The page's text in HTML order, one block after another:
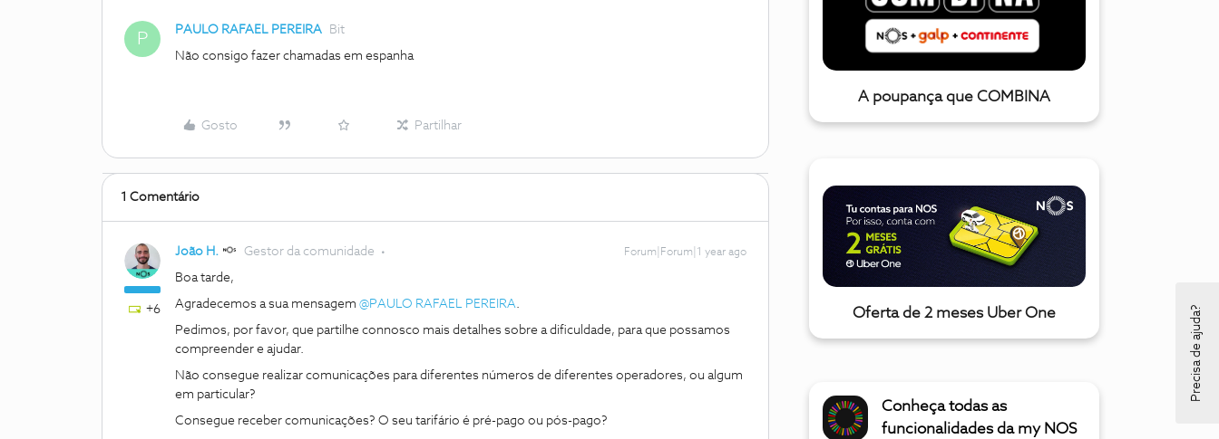
P PAULO RAFAEL PEREIRA Bit
Não consigo fazer chamadas em espanha
Gosto Partilhar
1 Comentário
+6
João H. Gestor da comunidade Forum|Forum|1 year ago
Boa tarde,
Agradecemos a sua mensagem ​ @PAULO RAFAEL PEREIRA.
Pedimos, por favor, que partilhe connosco mais detalhes sobre a dificuldade, para que possamos
compreender e ajudar.
Não consegue realizar comunicações para diferentes números de diferentes operadores, ou algum
em particular?
Consegue receber comunicações? O seu tarifário é pré-pago ou pós-pago?
A poupança que COMBINA
Oferta de 2 meses Uber One
Conheça todas as
funcionalidades da my NOS
Precisa de ajuda?